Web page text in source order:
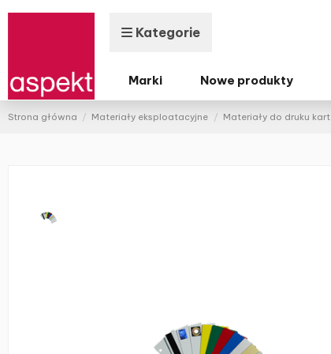
Kategorie
Marki Nowe produkty
Strona główna Materiały eksploatacyjne Materiały do druku kart